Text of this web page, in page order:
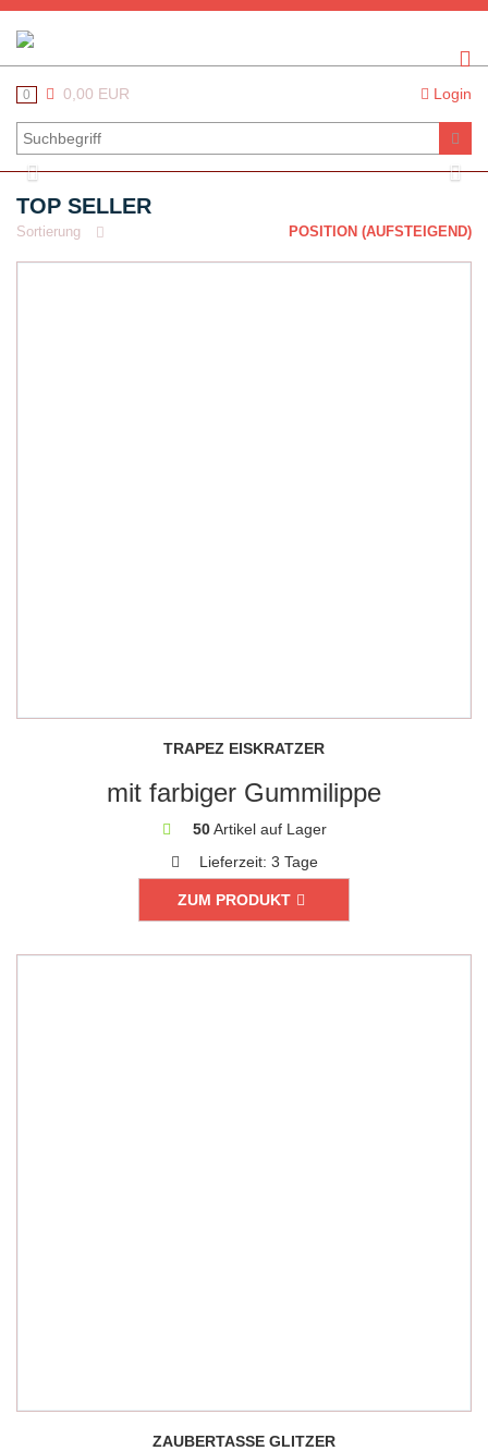
0 0,00 EUR Login
Previous
TOP SELLER
Sortierung POSITION (AUFSTEIGEND)
TRAPEZ EISKRATZER
mit farbiger Gummilippe
50Artikel auf Lager
Lieferzeit: 3 Tage
ZUM PRODUKT
ZAUBERTASSE GLITZER